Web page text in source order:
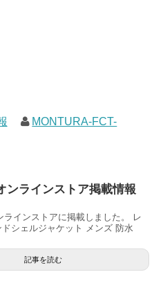
MONTURA-FCT-
ンラインストア掲載情報
ラインストアに掲載しました。 レ
シェルジャケット メンズ 防水
記事を読む